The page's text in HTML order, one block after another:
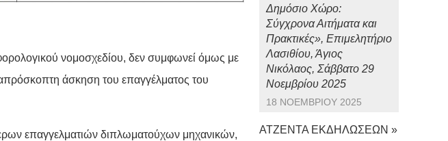
νομοσχεδίου, δεν συμφωνεί όμως με
άσκηση του επαγγέλματος του
επαγγελματιών διπλωματούχων μηχανικών,
Δημόσιο Χώρο:
Σύγχρονα Αιτήματα και
Πρακτικές», Επιμελητήριο
Λασιθίου, Άγιος
Νικόλαος, Σάββατο 29
Νοεμβρίου 2025
18 ΝΟΕΜΒΡΊΟΥ 2025
ΑΤΖΕΝΤΑ ΕΚΔΗΛΩΣΕΩΝ »